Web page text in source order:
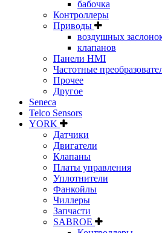
бабочка
Контроллеры
Приводы
воздушных
клапанов
Панели HMI
Частотные
Прочее
Другое
Seneca
Telco Sensors
YORK
Датчики
Двигатели
Клапаны
Платы управления
Уплотнители
Фанкойлы
Чиллеры
Запчасти
SABROE